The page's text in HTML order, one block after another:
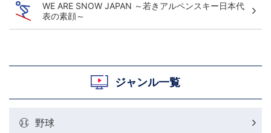
WE ARE SNOW JAPAN ～若きアルペンスキー日本代
表の素顔～
ジャンル一覧
野球